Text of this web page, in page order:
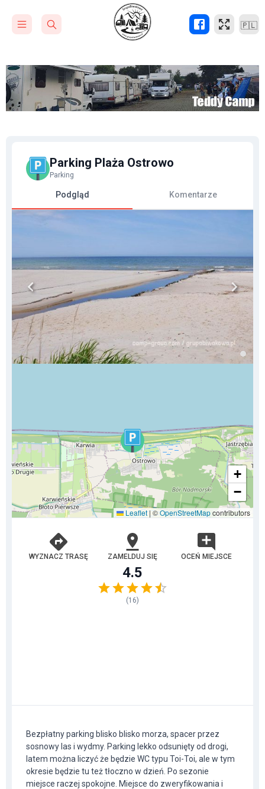
🇵🇱
Parking Plaża Ostrowo
Parking
Podgląd Komentarze
+
−
Leaflet|©OpenStreetMapcontributors
WYZNACZ TRASĘ ZAMELDUJ SIĘ OCEŃ MIEJSCE
4.5
(16)
Bezpłatny parking blisko blisko morza, spacer przez
sosnowy las i wydmy. Parking lekko odsunięty od drogi,
latem można liczyć że będzie WC typu Toi-Toi, ale w tym
okresie będzie tu też tłoczno w dzień. Po sezonie
miejsce raczej spokojne. Miejsce do zweryfikowania i